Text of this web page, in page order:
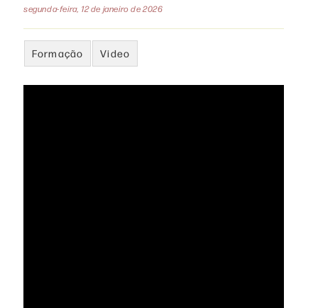
segunda-feira, 12 de janeiro de 2026
Formação Video